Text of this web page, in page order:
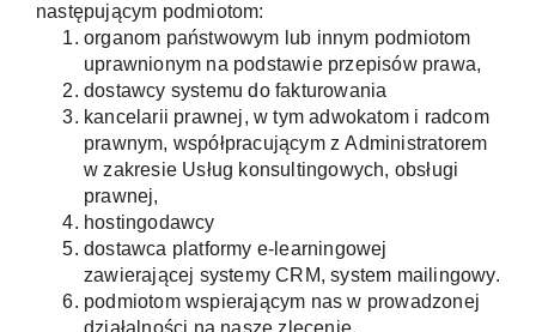
następującym podmiotom:
organom państwowym lub innym podmiotom
uprawnionym na podstawie przepisów prawa,
dostawcy systemu do fakturowania
kancelarii prawnej, w tym adwokatom i radcom
prawnym, współpracującym z Administratorem
w zakresie Usług konsultingowych, obsługi
prawnej,
hostingodawcy
dostawca platformy e-learningowej
zawierającej systemy CRM, system mailingowy.
podmiotom wspierającym nas w prowadzonej
działalności na nasze zlecenie,